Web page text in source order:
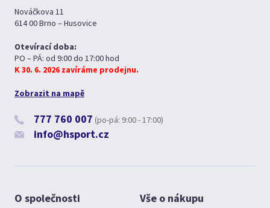
Nováčkova 11
614 00 Brno – Husovice
Otevírací doba:
PO – PÁ: od 9:00 do 17:00 hod
K 30. 6. 2026 zavíráme prodejnu.
Zobrazit na mapě
777 760 007 (po-pá: 9:00 - 17:00)
info@hsport.cz
O společnosti Vše o nákupu